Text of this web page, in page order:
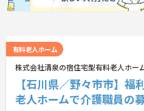
有料老人ホーム
株式会社清泉の宿住宅型有料老人ホー
【石川県／野々市市】
老人ホームで介護職員の